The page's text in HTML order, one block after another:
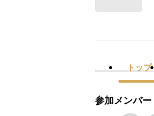
トップ
参加メンバー